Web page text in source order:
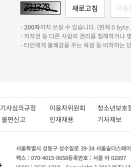
-200자까지 쓰실 수 있습니다. (현재 0
- 저작권 등 다른 사람의 권리를 침해하거나
- 타인에게 불쾌감을 주는 욕설 등 비하하는
기사심의규정 이용자위원회 청소년보
불편신고 인재채용 기사제
서울특별시 성동구 성수일로 39-34 서울숲더스페
팩스 : 070-4015-8658등록번호 : 서울 아 02897